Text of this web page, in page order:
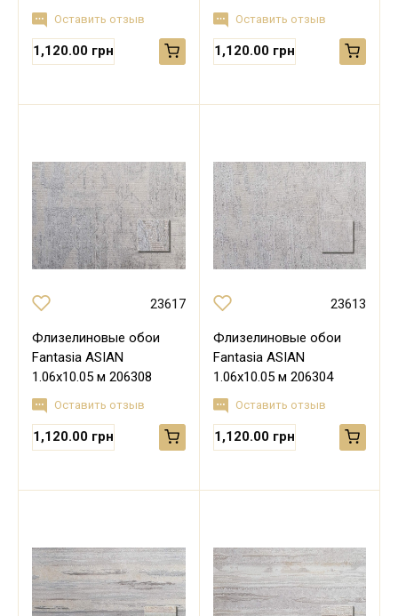
Оставить отзыв
1,120.00 грн
Оставить отзыв
1,120.00 грн
23617
Флизелиновые обои
Fantasia ASIAN
1.06х10.05 м 206308
Оставить отзыв
1,120.00 грн
23613
Флизелиновые обои
Fantasia ASIAN
1.06х10.05 м 206304
Оставить отзыв
1,120.00 грн